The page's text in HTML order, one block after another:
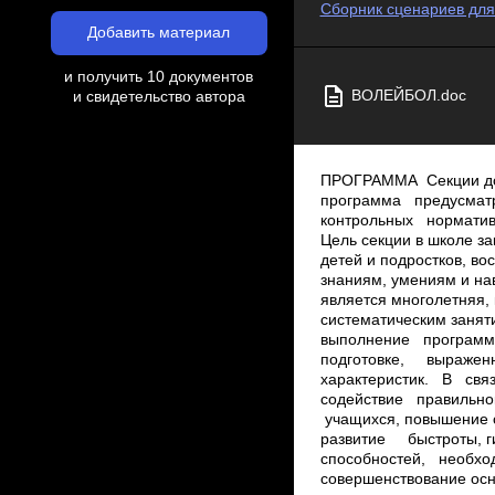
Добавить материал
и получить 10 документов
и свидетельство автора
Сборник сценариев
ВОЛЕЙБОЛ.doc
ПРОГРАММА Секции дополнительного образования По волейболуПОЯСНИТЕЛЬНАЯ ЗАПИСКА Данная программа предусматривает проведение теоретических и практических занятий, сдачу занимающимися контрольных нормативов, участие в соревнованиях. Цель секции в школе заключаются в содействии физическому развитию детей и подростков, воспитанию гармонично развитых личностей, обучении знаниям, умениям и навыкам игры в волейбол. Непосредственными условиями выполнения этой цели является многолетняя, целенаправленная подготовка учащихся: привитие интереса к систематическим занятиям физической культурой и спортом. Основной принцип секции по волейболу ­ выполнение программых требований по физической, технической, тактической и теоретической подготовке, выраженных в количественных (часах) и качественных (нормативные требования} характеристик. В связи с этим, для учащихся ставятся следующие задачи: ­ укрепление здоровья и содействие правильному разностороннему физическому развитию; ­ закаливание организма учащихся, повышение общей физической подготовленности; ­ укрепление опорно­двигательного аппарата, развитие быстроты, гибкости, ловкости, силы, выносливости; ­ развитие специальных физических способностей, необходимых для обучение и совершенствования необходимого игрового навыка, совершенствование основ техники и тактики игры в волейбол; ­ привитие интереса к соревнованиям; ­ выполнение нормативных требований по общей и специальной физической подготовки; ­ приобретение навыка в организации и построении учебно­ тренировочных занятий и соревнований Для решения перечисленных задач, важное значение имеет распределение времени по видам подготовки для составления документов планирования на год, месяц, неделю. На первом году обучения большее внимание уделяется обшей физической подготовке, которая осуществляется в подготовительных и подводящих упражнениях технической подготовки. На втором году обучения происходит логическое продолжение изучения технического,